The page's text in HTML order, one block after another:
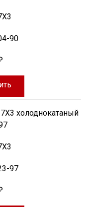
90
холоднокатаный
97